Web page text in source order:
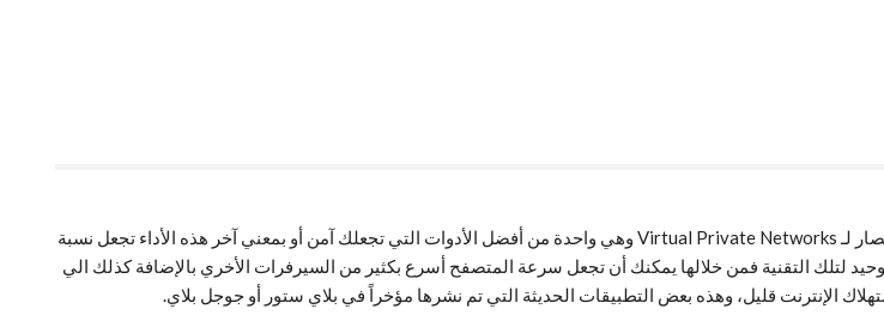
تطبيقات VPN رائعة ستحتاج إليها عندما تستخدم شبكات الإتصالات 3G أو 4G، الـ VPN هي إختصار لـ Virtual Private Networks وهي واحدة من أفضل الأدوات التي تجعلك آمن أو بمعني آخر هذه الأداء تجعل نسبة
لتلك التقنية فمن خلالها يمكنك أن تجعل سرعة المتصفح أسرع بكثير من السيرفرات الأخري بالإضافة كذلك الي